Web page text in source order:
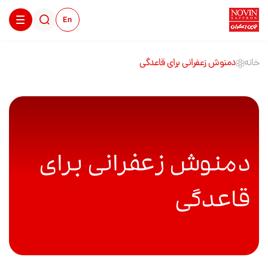
En
خانه دمنوش زعفرانی برای قاعدگی
دمنوش زعفرانی برای
قاعدگی